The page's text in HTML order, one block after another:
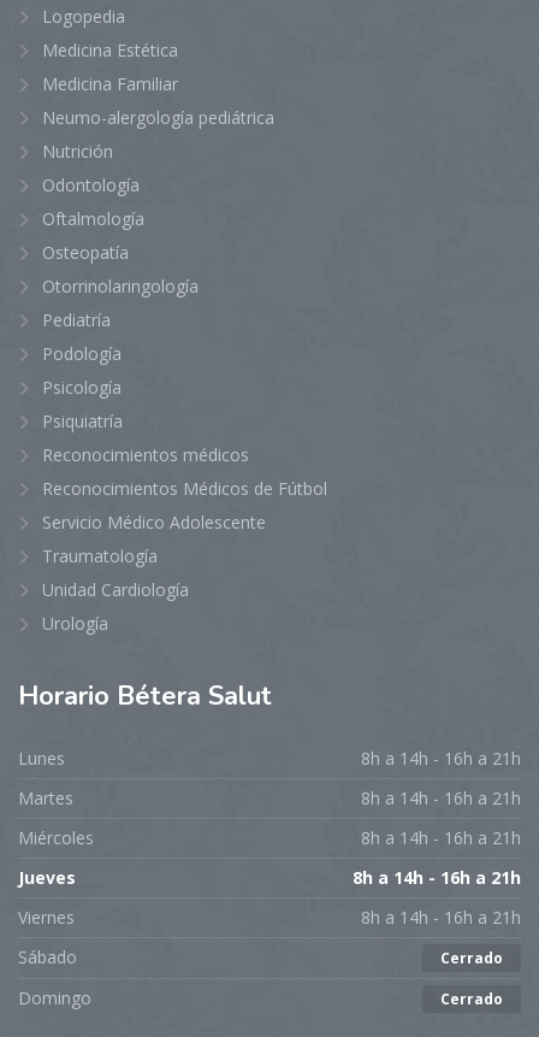
Logopedia
Medicina Estética
Medicina Familiar
Neumo-alergología pediátrica
Nutrición
Odontología
Oftalmología
Osteopatía
Otorrinolaringología
Pediatría
Podología
Psicología
Psiquiatría
Reconocimientos médicos
Reconocimientos Médicos de Fútbol
Servicio Médico Adolescente
Traumatología
Unidad Cardiología
Urología
Horario Bétera Salut
Lunes
8h a 14h - 16h a 21h
Martes
8h a 14h - 16h a 21h
Miércoles
8h a 14h - 16h a 21h
Jueves
8h a 14h - 16h a 21h
Viernes
8h a 14h - 16h a 21h
Sábado
Cerrado
Domingo Cerrado